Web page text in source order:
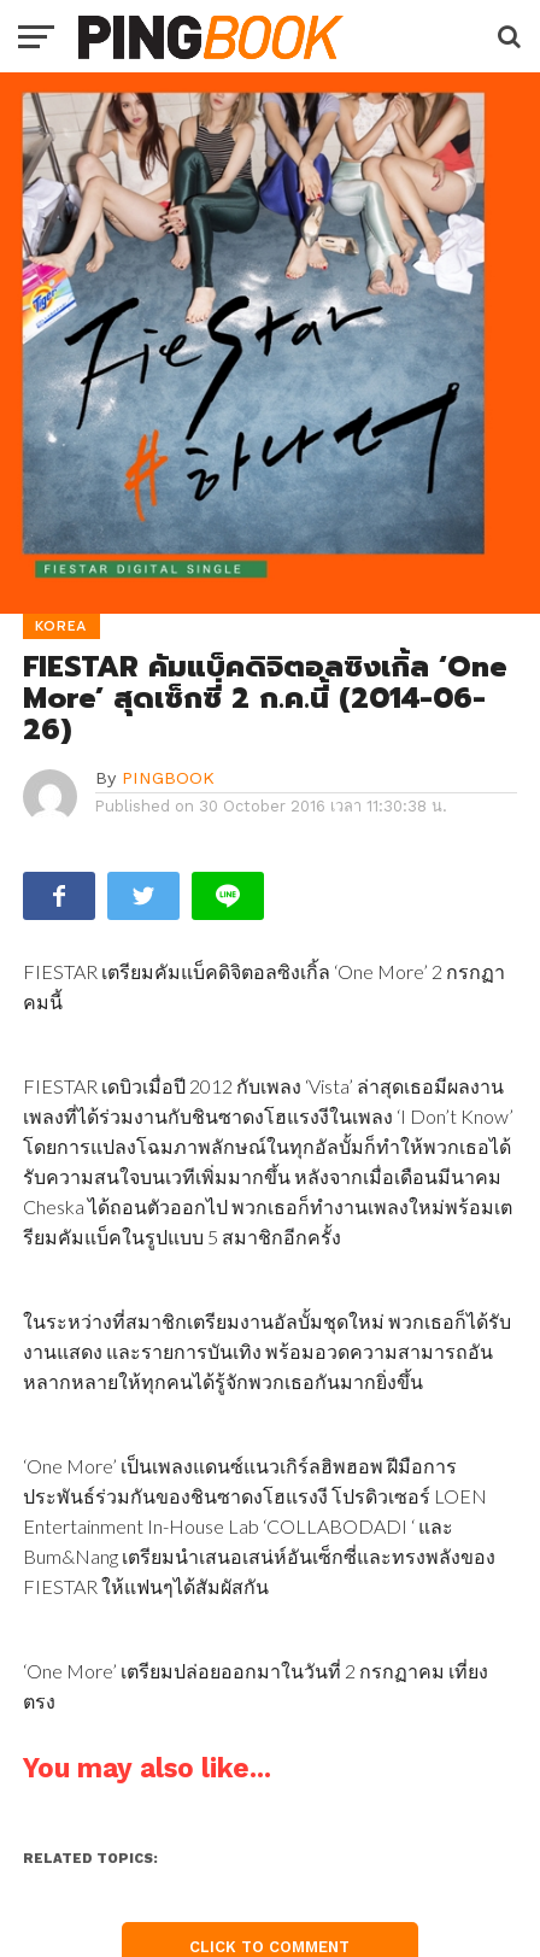
KOREA
FIESTAR คัมแบ็คดิจิตอลซิงเกิ้ล ‘One
More’ สุดเซ็กซี่ 2 ก.ค.นี้ (2014-06-
26)
By PINGBOOK
Published on 30 October 2016 เวลา 11:30:38 น.
FIESTAR เตรียมคัมแบ็คดิจิตอลซิงเกิ้ล ‘One More’ 2 กรกฏา
คมนี้
FIESTAR เดบิวเมื่อปี 2012 กับเพลง ‘Vista’ ล่าสุดเธอมีผลงาน
เพลงที่ได้ร่วมงานกับชินซาดงโฮแรงงีในเพลง ‘I Don’t Know’
โดยการแปลงโฉมภาพลักษณ์ในทุกอัลบั้มก็ทำให้พวกเธอได้
รับความสนใจบนเวทีเพิ่มมากขึ้น หลังจากเมื่อเดือนมีนาคม
Cheska ได้ถอนตัวออกไป พวกเธอก็ทำงานเพลงใหม่พร้อมเต
รียมคัมแบ็คในรูปแบบ 5 สมาชิกอีกครั้ง
ในระหว่างที่สมาชิกเตรียมงานอัลบั้มชุดใหม่ พวกเธอก็ได้รับ
งานแสดง และรายการบันเทิง พร้อมอวดความสามารถอัน
หลากหลายให้ทุกคนได้รู้จักพวกเธอกันมากยิ่งขึ้น
‘One More’ เป็นเพลงแดนซ์แนวเกิร์ลฮิพฮอพ ฝีมือการ
ประพันธ์ร่วมกันของชินซาดงโฮแรงงี โปรดิวเซอร์ LOEN
Entertainment In-House Lab ‘COLLABODADI ‘ และ
Bum&Nang เตรียมนำเสนอเสน่ห์อันเซ็กซี่และทรงพลังของ
FIESTAR ให้แฟนๆได้สัมผัสกัน
‘One More’ เตรียมปล่อยออกมาในวันที่ 2 กรกฏาคม เที่ยง
ตรง
You may also like...
RELATED TOPICS:
CLICK TO COMMENT